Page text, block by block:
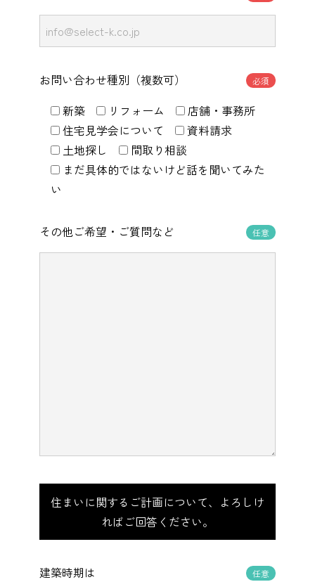
お問い合わせ種別（複数可） 必須
新築 リフォーム
店舗・事務所
住宅見学会について
資料請求
土地探し
間取り相談
まだ具体的ではないけど話を聞いてみた
い
その他ご希望・ご質問など 任意
住まいに関するご計画について、よろしけ
ればご回答ください。
建築時期は 任意